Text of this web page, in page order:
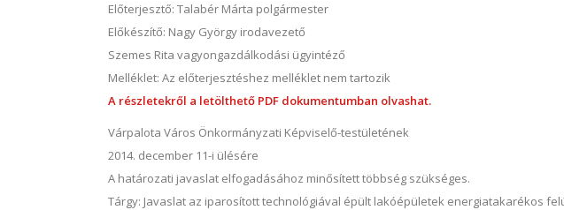
Előterjesztő: Talabér Márta polgármester
Előkészítő: Nagy György irodavezető
Szemes Rita vagyongazdálkodási ügyintéző
Melléklet: Az előterjesztéshez melléklet nem tartozik
A részletekről a letölthető PDF dokumentumban olvashat.
Várpalota Város Önkormányzati Képviselő-testületének
2014. december 11-i ülésére
A határozati javaslat elfogadásához minősített többség szükséges.
Tárgy: Javaslat az iparosított technológiával épült lakóépületek energiatakarékos